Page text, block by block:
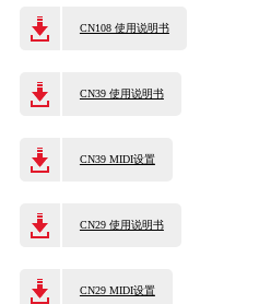
CN108 使用说明书
CN39 使用说明书
CN39 MIDI设置
CN29 使用说明书
CN29 MIDI设置